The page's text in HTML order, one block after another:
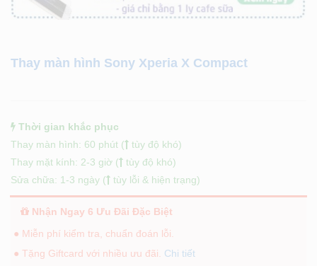
Thay màn hình Sony Xperia X Compact
Thời gian khắc phục
Thay màn hình: 60 phút (
tùy độ khó)
Thay mặt kính: 2-3 giờ (
tùy độ khó)
Sửa chữa: 1-3 ngày (
tùy lỗi & hiện trạng)
Nhận Ngay 6 Ưu Đãi Đặc Biệt
● Miễn phí kiểm tra, chuẩn đoán lỗi.
● Tặng Giftcard với nhiều ưu đãi. Chi tiết